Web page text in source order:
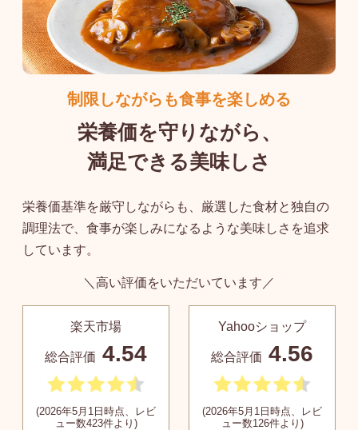
制限しながらも食事を楽しめる
栄養価を守りながら、
満足できる美味しさ
栄養価基準を厳守しながらも、厳選した食材と独自の
調理法で、食事が楽しみになるような美味しさを追求
しています。
＼高い評価をいただいています／
楽天市場
総合評価 4.54
(2026年5月1日時点、レビ
ュー数423件より)
Yahooショップ
総合評価 4.56
(2026年5月1日時点、レビ
ュー数126件より)